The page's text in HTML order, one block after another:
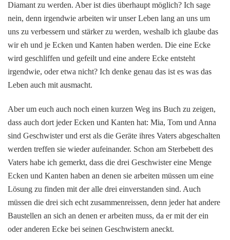
Diamant zu werden. Aber ist dies überhaupt möglich? Ich sage
nein, denn irgendwie arbeiten wir unser Leben lang an uns um
uns zu verbessern und stärker zu werden, weshalb ich glaube das
wir eh und je Ecken und Kanten haben werden. Die eine Ecke
wird geschliffen und gefeilt und eine andere Ecke entsteht
irgendwie, oder etwa nicht? Ich denke genau das ist es was das
Leben auch mit ausmacht.
Aber um euch auch noch einen kurzen Weg ins Buch zu zeigen,
dass auch dort jeder Ecken und Kanten hat: Mia, Tom und Anna
sind Geschwister und erst als die Geräte ihres Vaters abgeschalten
werden treffen sie wieder aufeinander. Schon am Sterbebett des
Vaters habe ich gemerkt, dass die drei Geschwister eine Menge
Ecken und Kanten haben an denen sie arbeiten müssen um eine
Lösung zu finden mit der alle drei einverstanden sind. Auch
müssen die drei sich echt zusammenreissen, denn jeder hat andere
Baustellen an sich an denen er arbeiten muss, da er mit der ein
oder anderen Ecke bei seinen Geschwistern aneckt.